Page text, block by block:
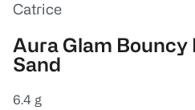
Catrice
Aura Glam
Sand
6.4 g